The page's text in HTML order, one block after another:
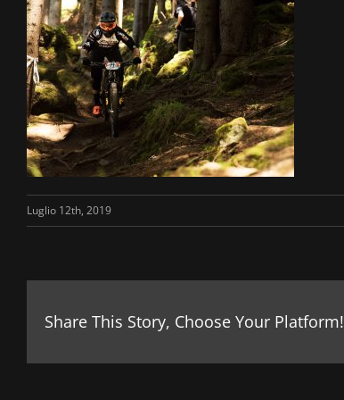
Luglio 12th, 2019
Share This Story, Choose Your Platform!